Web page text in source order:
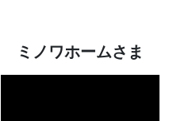
ミノワホームさま